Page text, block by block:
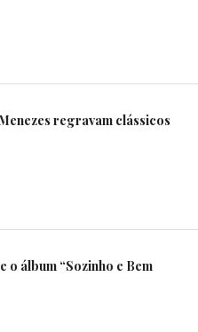
regravam clássicos
álbum “Sozinho e Bem